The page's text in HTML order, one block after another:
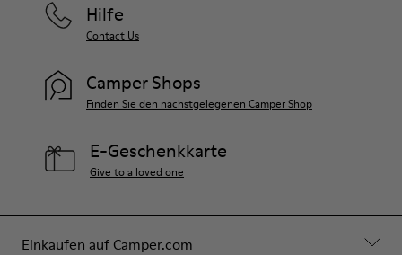
Einkaufen auf Camper.com
Hilfe
Contact Us
Camper Shops
Finden Sie den nächstgelegenen Camper Shop
E-Geschenkkarte
Give to a loved one